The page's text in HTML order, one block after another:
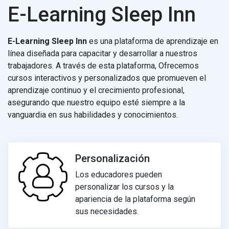
E-Learning Sleep Inn
E-Learning Sleep Inn es una plataforma de aprendizaje en
línea diseñada para capacitar y desarrollar a nuestros
trabajadores. A través de esta plataforma, Ofrecemos
cursos interactivos y personalizados que promueven el
aprendizaje continuo y el crecimiento profesional,
asegurando que nuestro equipo esté siempre a la
vanguardia en sus habilidades y conocimientos.
Personalización
Los educadores pueden
personalizar los cursos y la
apariencia de la plataforma según
sus necesidades.